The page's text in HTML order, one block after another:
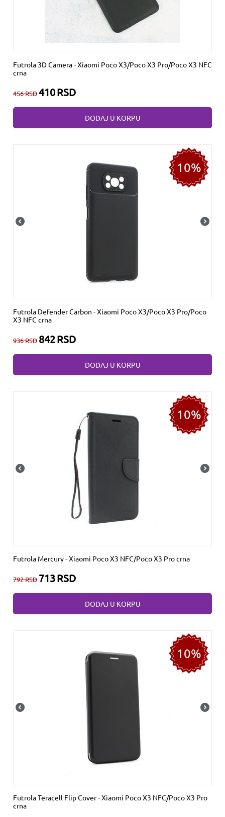
Futrola 3D Camera - Xiaomi Poco X3/Poco X3 Pro/Poco X3 NFC
crna
456RSD410RSD
DODAJ U KORPU
10%
Futrola Defender Carbon - Xiaomi Poco X3/Poco X3 Pro/Poco
X3 NFC crna
936RSD 842RSD
DODAJ U KORPU
10%
Futrola Mercury - Xiaomi Poco X3 NFC/Poco X3 Pro crna
792RSD 713RSD
DODAJ U KORPU
10%
Futrola Teracell Flip Cover - Xiaomi Poco X3 NFC/Poco X3 Pro
crna